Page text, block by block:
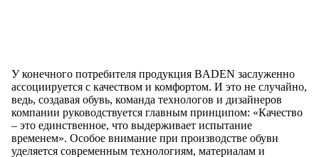
У конечного потребителя продукция BADEN заслуженно
ассоциируется с качеством и комфортом. И это не случайно,
ведь, создавая обувь, команда технологов и дизайнеров
компании руководствуется главным принципом: «Качество
– это единственное, что выдерживает испытание
временем». Особое внимание при производстве обуви
уделяется современным технологиям, материалам и